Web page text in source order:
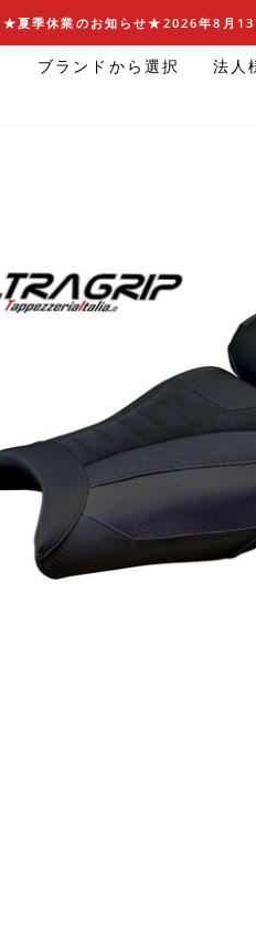
★夏季休業のお知らせ★2026年8月13
ブランドから選択 法人